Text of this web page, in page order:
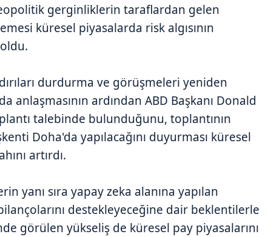
gerginliklerin taraflardan gelen
küresel piyasalarda risk algısının
durdurma ve görüşmeleri yeniden
anlaşmasının ardından ABD Başkanı Donald
talebinde bulunduğunu, toplantının
Doha'da yapılacağını duyurması küresel
artırdı.
yanı sıra yapay zeka alanına yapılan
destekleyeceğine dair beklentilerle
görülen yükseliş de küresel pay piyasalarını